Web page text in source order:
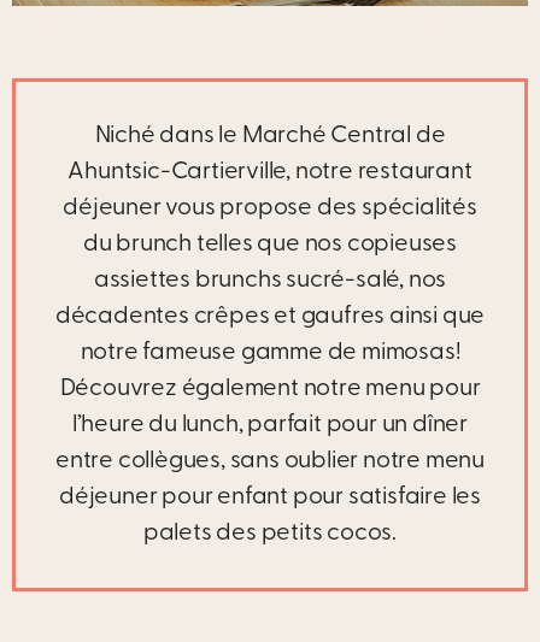
Niché dans le Marché Central de
Ahuntsic-Cartierville, notre restaurant
déjeuner vous propose des spécialités
du brunch telles que nos copieuses
assiettes brunchs sucré-salé, nos
décadentes crêpes et gaufres ainsi que
notre fameuse gamme de mimosas!
Découvrez également notre menu pour
l’heure du lunch, parfait pour un dîner
entre collègues, sans oublier notre menu
déjeuner pour enfant pour satisfaire les
palets des petits cocos.